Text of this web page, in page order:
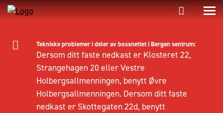
Tekniske problemer i deler av bossnettet i Bergen sentrum:
Dersom ditt faste nedkast er Klosteret 22,
Strangehagen 20 eller Vestre
Holbergsallmenningen, benytt Øvre
Holbergsallmenningen. Dersom ditt faste
nedkast er Skottegaten 22d, benytt